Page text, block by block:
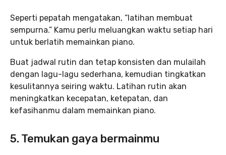
Seperti pepatah mengatakan, “latihan membuat
sempurna.” Kamu perlu meluangkan waktu setiap hari
untuk berlatih memainkan piano.
Buat jadwal rutin dan tetap konsisten dan mulailah
dengan lagu-lagu sederhana, kemudian tingkatkan
kesulitannya seiring waktu. Latihan rutin akan
meningkatkan kecepatan, ketepatan, dan
kefasihanmu dalam memainkan piano.
5. Temukan gaya bermainmu